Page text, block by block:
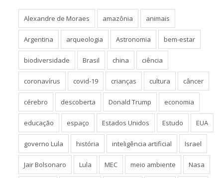
Alexandre de Moraes amazônia animais
Argentina arqueologia Astronomia bem-estar
biodiversidade Brasil china ciência
coronavírus covid-19 crianças cultura câncer
cérebro descoberta Donald Trump economia
educação espaço Estados Unidos Estudo EUA
governo Lula história inteligência artificial Israel
Jair Bolsonaro Lula MEC meio ambiente Nasa